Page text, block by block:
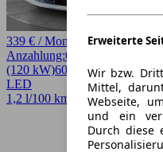
Erweiterte
Wir bzw.
Mittel,
Webseite,
und ein
Durch diese
339 € / Monat
Anzahlung:0,00 €
(120 kW)60.518 km EZ 04/
LED
1,2 l/100 km (komb.)* · 28 g/